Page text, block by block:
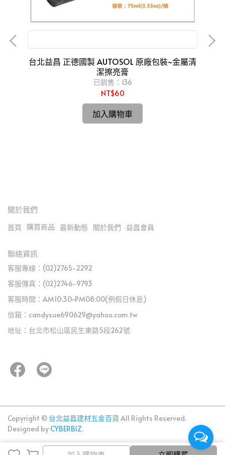
加入購物車
台北益昌 正德國製 AUTOSOL 原廠包裝~金屬清
潔擦亮膏
已銷售：136
NT$60
加入購物車
關於我們
首頁 購買商品 最新動態 關於我們 益昌會員
聯絡資訊
客服專線：(02)2765-2292
客服傳真：(02)2746-9793
客服時間：AM10:30~PM08:00(例假日休息)
信箱：candysue690629@yahoo.com.tw
地址：台北市松山區民生東路5段262號
Copyright © 台北益昌建材五金百貨 All Rights Reserved.
Designed by CYBERBIZ.